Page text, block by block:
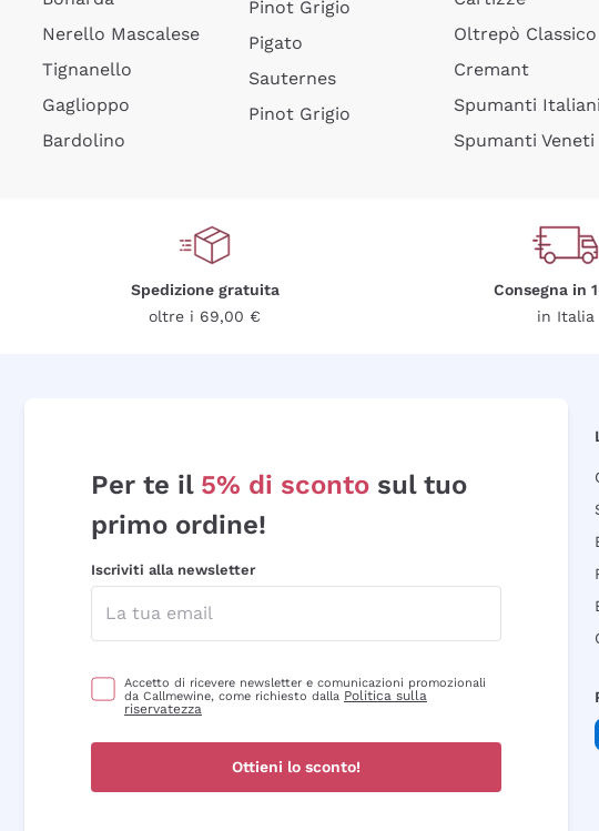
Nerello Mascalese
Tignanello
Gaglioppo
Bardolino
Pinot Grigio
Pigato
Sauternes
Pinot Grigio
Oltrepò Classico
Cremant
Spumanti Italiani
Spumanti Veneti
Spedizione gratuita
oltre i 69,00 €
Consegna in
in Italia
Per te il 5% di sconto sul tuo
primo ordine!
Iscriviti alla newsletter
Accetto di ricevere newsletter e comunicazioni promozionali
da Callmewine, come richiesto dalla Politica sulla
riservatezza
Ottieni lo sconto!